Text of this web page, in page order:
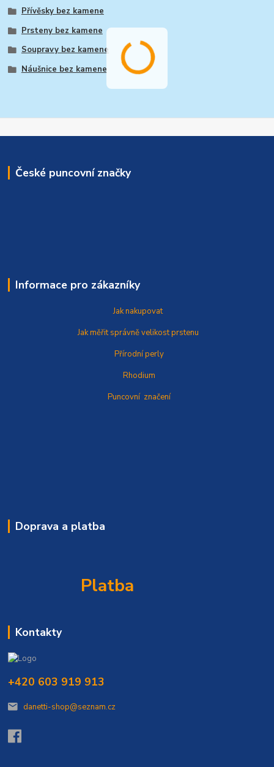
Přívěsky bez kamene
Prsteny bez kamene
Soupravy bez kamene
Náušnice bez kamene
České puncovní značky
Informace pro zákazníky
Jak nakupovat
Jak měřit správněvelikost prstenu
Přírodní perly
Rhodium
Puncovní značení
Doprava a platba
Platba
Kontakty
+420 603 919 913
danetti-shop@seznam.cz